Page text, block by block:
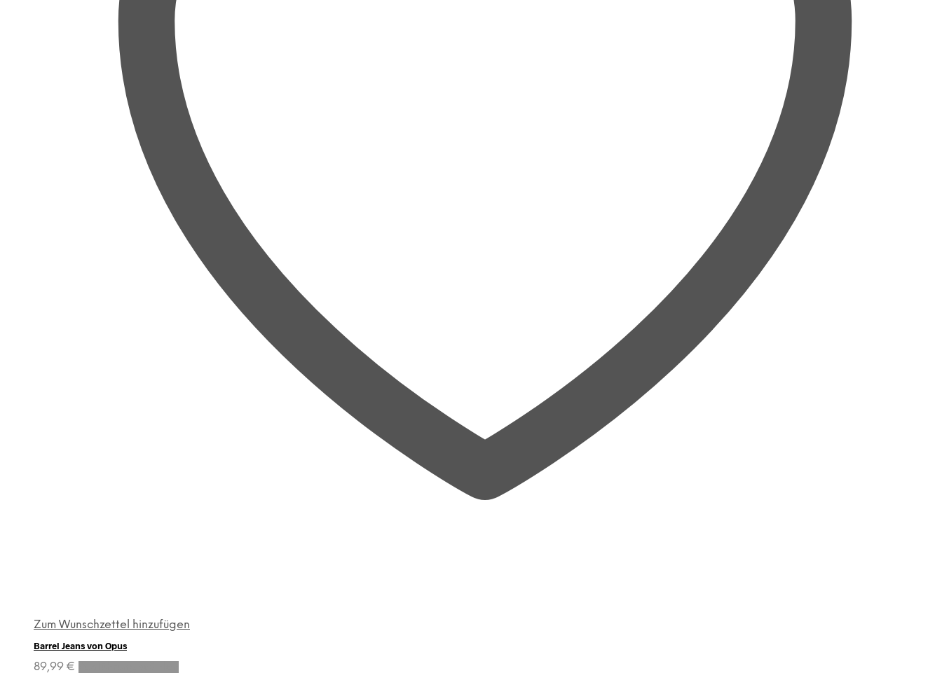
Zum Wunschzettel hinzufügen
Barrel Jeans von Opus
89,99 €
Dieses